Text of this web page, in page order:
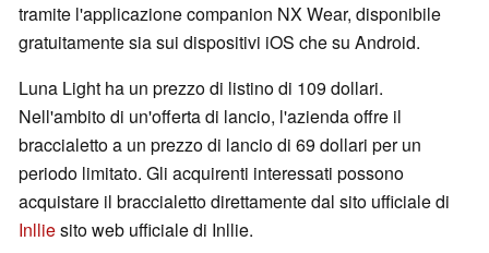
tramite l'applicazione companion NX Wear, disponibile
gratuitamente sia sui dispositivi iOS che su Android.
Luna Light ha un prezzo di listino di 109 dollari.
Nell'ambito di un'offerta di lancio, l'azienda offre il
braccialetto a un prezzo di lancio di 69 dollari per un
periodo limitato. Gli acquirenti interessati possono
acquistare il braccialetto direttamente dal sito ufficiale di
Inlliesito web ufficiale di Inllie.